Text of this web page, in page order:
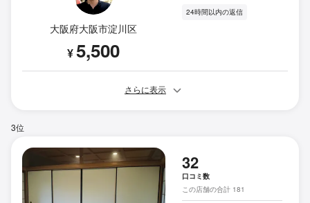
大阪府大阪市淀川区
¥5,500
24時間以内の返信
さらに表示
3位
32
口コミ数
この店舗の合計 181